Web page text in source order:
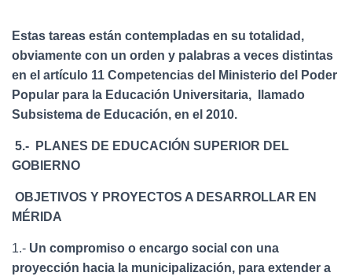
Estas tareas están contempladas en su totalidad,
obviamente con un orden y palabras a veces distintas
en el artículo 11 Competencias del Ministerio del Poder
Popular para la Educación Universitaria, llamado
Subsistema de Educación, en el 2010.
5.- PLANES DE EDUCACIÓN SUPERIOR DEL
GOBIERNO
OBJETIVOS Y PROYECTOS A DESARROLLAR EN
MÉRIDA
1.- Un compromiso o encargo social con una
proyección hacia la municipalización, para extender a